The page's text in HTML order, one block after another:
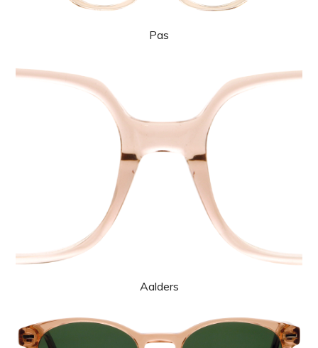
Pas
Aalders